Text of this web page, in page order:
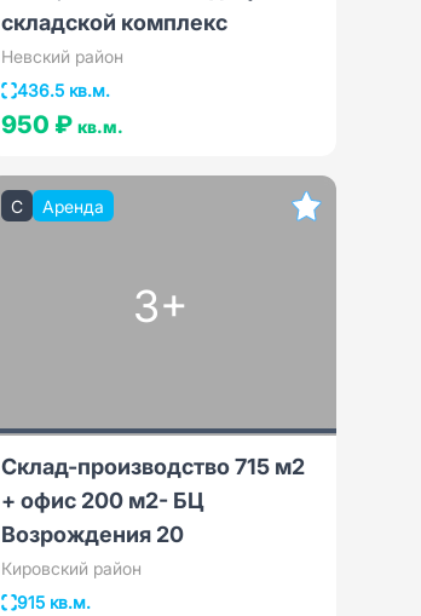
складской комплекс
Невский район
436.5 кв.м.
950 ₽ кв.м.
C Аренда
3+
Склад-производство 715 м2
+ офис 200 м2- БЦ
Возрождения 20
Кировский район
915 кв.м.